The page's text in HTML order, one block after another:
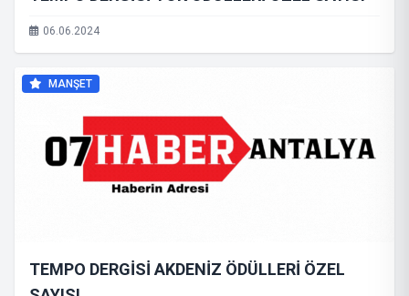
06.06.2024
MANŞET
TEMPO DERGİSİ AKDENİZ ÖDÜLLERİ ÖZEL